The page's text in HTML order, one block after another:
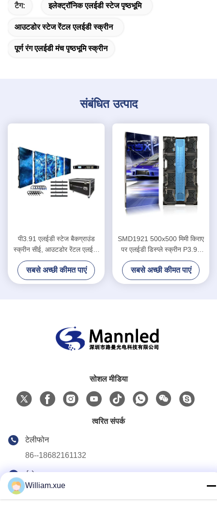
टैग: इलेक्ट्रॉनिक एलईडी स्टेज पृष्ठभूमि
आउटडोर स्टेज रेंटल एलईडी स्क्रीन
पूर्ण रंग एलईडी मंच पृष्ठभूमि स्क्रीन
संबंधित उत्पाद
पी3.91 एलईडी स्टेज बैकग्राउंड
स्क्रीन सीई, आउटडोर रेंटल एलईडी
डिस्प्ले
सबसे अच्छी कीमत पाएं
SMD1921 500x500 मिमी किराए
पर एलईडी डिस्प्ले स्क्रीन P3.91
मंच पृष्ठभूमि
सबसे अच्छी कीमत पाएं
सोशल मीडिया
त्वरित संपर्क
टेलीफोन
86--18682161132
ई-मेल
william.xue@foxmail.com
William.xue